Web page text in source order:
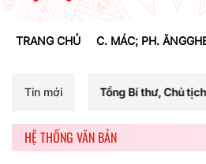
TRANG CHỦ C. MÁC; PH.
Tin mới
Bí thư, Chủ tịch nước Tô Lâm
HỆ THỐNG VĂN BẢN